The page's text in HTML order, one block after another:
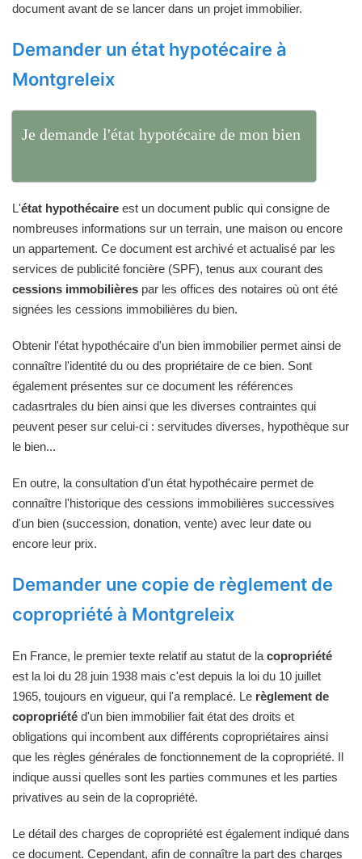
document avant de se lancer dans un projet immobilier.
Demander un état hypotécaire à
Montgreleix
Je demande l'état hypotécaire de mon bien
L'état hypothécaire est un document public qui consigne de
nombreuses informations sur un terrain, une maison ou encore
un appartement. Ce document est archivé et actualisé par les
services de publicité foncière (SPF), tenus aux courant des
cessions immobilières par les offices des notaires où ont été
signées les cessions immobilières du bien.
Obtenir l'état hypothécaire d'un bien immobilier permet ainsi de
connaître l'identité du ou des propriétaire de ce bien. Sont
également présentes sur ce document les références
cadasrtrales du bien ainsi que les diverses contraintes qui
peuvent peser sur celui-ci : servitudes diverses, hypothèque sur
le bien...
En outre, la consultation d'un état hypothécaire permet de
connaître l'historique des cessions immobilières successives
d'un bien (succession, donation, vente) avec leur date ou
encore leur prix.
Demander une copie de règlement de
copropriété à Montgreleix
En France, le premier texte relatif au statut de la copropriété
est la loi du 28 juin 1938 mais c'est depuis la loi du 10 juillet
1965, toujours en vigueur, qui l'a remplacé. Le règlement de
copropriété d'un bien immobilier fait état des droits et
obligations qui incombent aux différents copropriétaires ainsi
que les règles générales de fonctionnement de la copropriété. Il
indique aussi quelles sont les parties communes et les parties
privatives au sein de la copropriété.
Le détail des charges de copropriété est également indiqué dans
ce document. Cependant, afin de connaître la part des charges